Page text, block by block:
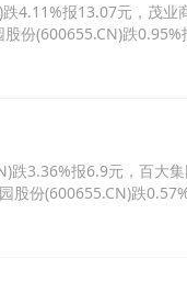
4.11%报13.07元，茂业
份(600655.CN)跌
跌3.36%报6.9元，百大
股份(600655.CN)跌